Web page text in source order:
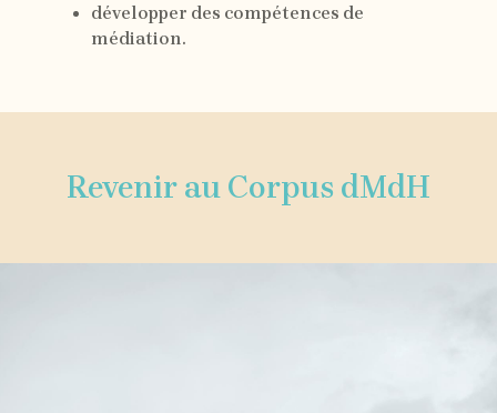
développer des compétences de
médiation.
Revenir au Corpus dMdH